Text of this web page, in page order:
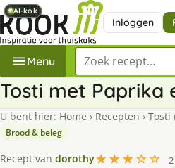
Inloggen
Menu Zoek een recept
Tosti met Paprika
U bent hier: Home › Recepten › Tosti
Brood & beleg
Recept van dorothy★★★☆☆
AI-kok
AI-kok
AI-kok
AI-kok
AI-kok